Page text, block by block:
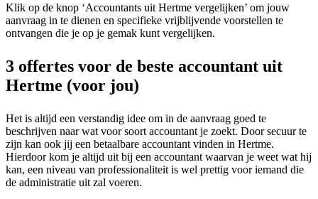
Klik op de knop ‘Accountants uit Hertme vergelijken’ om jouw
aanvraag in te dienen en specifieke vrijblijvende voorstellen te
ontvangen die je op je gemak kunt vergelijken.
3 offertes voor de beste accountant uit
Hertme (voor jou)
Het is altijd een verstandig idee om in de aanvraag goed te
beschrijven naar wat voor soort accountant je zoekt. Door secuur te
zijn kan ook jij een betaalbare accountant vinden in Hertme.
Hierdoor kom je altijd uit bij een accountant waarvan je weet wat hij
kan, een niveau van professionaliteit is wel prettig voor iemand die
de administratie uit zal voeren.